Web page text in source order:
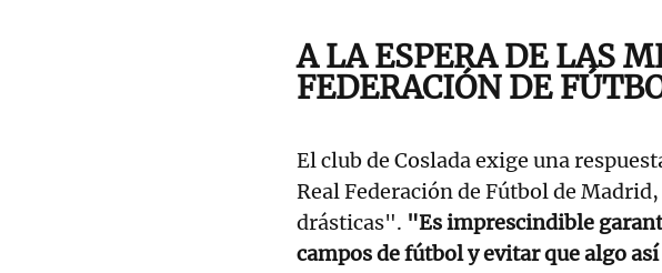
A LA ESPERA DE LAS
FEDERACIÓN DE
El club de Coslada exige una
Real Federación de Fútbol de
drásticas". "Es imprescindible
campos de fútbol y evitar que algo